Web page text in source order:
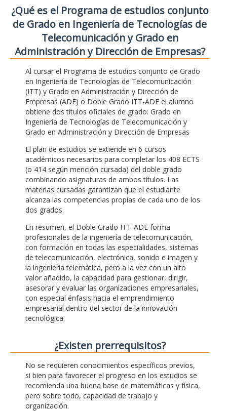
¿Qué es el Programa de estudios conjunto
de Grado en Ingeniería de Tecnologías de
Telecomunicación y Grado en
Administración y Dirección de Empresas?
Al cursar el Programa de estudios conjunto de Grado
en Ingeniería de Tecnologías de Telecomunicación
(ITT) y Grado en Administración y Dirección de
Empresas (ADE) o Doble Grado ITT-ADE el alumno
obtiene dos títulos oficiales de grado: Grado en
Ingeniería de Tecnologías de Telecomunicación y
Grado en Administración y Dirección de Empresas
El plan de estudios se extiende en 6 cursos
académicos necesarios para completar los 408 ECTS
(o 414 según mención cursada) del doble grado
combinando asignaturas de ambos títulos. Las
materias cursadas garantizan que el estudiante
alcanza las competencias propias de cada uno de los
dos grados.
En resumen, el Doble Grado ITT-ADE forma
profesionales de la ingeniería de telecomunicación,
con formación en todas las especialidades, sistemas
de telecomunicación, electrónica, sonido e imagen y
la ingeniería telemática, pero a la vez con un alto
valor añadido, la capacidad para gestionar, dirigir,
asesorar y evaluar las organizaciones empresariales,
con especial énfasis hacia el emprendimiento
empresarial dentro del sector de la innovación
tecnológica.
¿Existen prerrequisitos?
No se requieren conocimientos específicos previos,
si bien para favorecer el progreso en los estudios se
recomienda una buena base de matemáticas y física,
pero sobre todo, capacidad de trabajo y
organización.